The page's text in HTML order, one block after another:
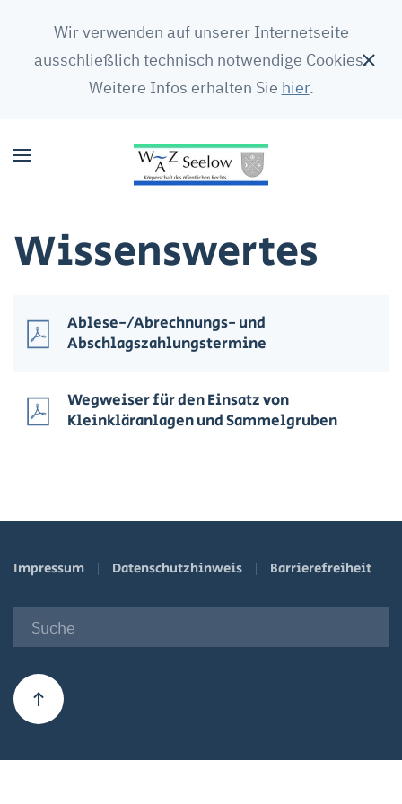
Wir verwenden auf unserer Internetseite
ausschließlich technisch notwendige Cookies.
Weitere Infos erhalten Sie hier.
Wissens­wertes
Ablese-/­Abrechnungs- und
Abschlagszahlungs­termine
Wegweiser für den Einsatz von
Kleinkläranlagen und Sammelgruben
Impressum Datenschutzhinweis Barrierefreiheit